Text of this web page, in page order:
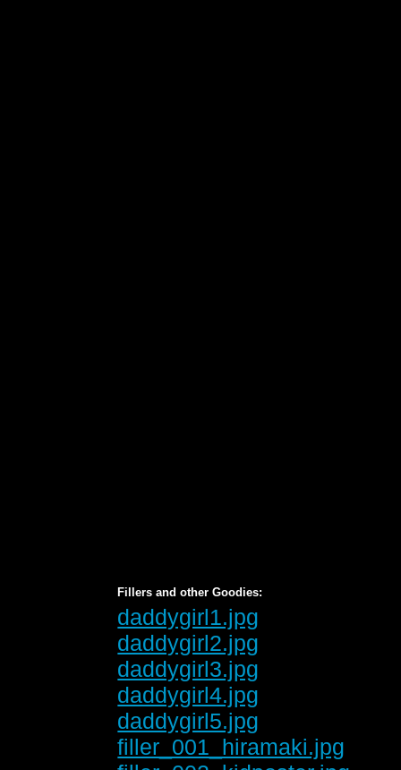
Fillers and other Goodies:
daddygirl1.jpg
daddygirl2.jpg
daddygirl3.jpg
daddygirl4.jpg
daddygirl5.jpg
filler_001_hiramaki.jpg